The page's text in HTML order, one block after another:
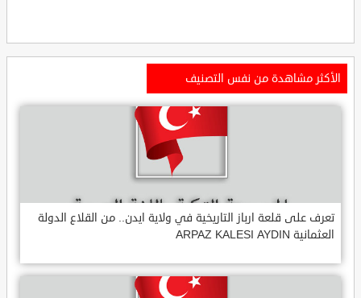
الأكثر مشاهدة من نفس التصنيف
تعرف على قلعة ارباز التاريخية في ولاية ايدن.. من القلاع الدولة
العثمانية ARPAZ KALESI AYDIN